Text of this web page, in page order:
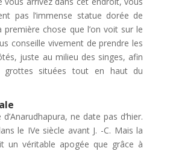
pas l’immense statue dorée de
première chose que l’on voit sur le
conseille vivement de prendre les
juste au milieu des singes, afin
grottes situées tout en haut du
d’Anarudhapura, ne date pas d’hier.
le IVe siècle avant J. -C. Mais la
un véritable apogée que grâce à